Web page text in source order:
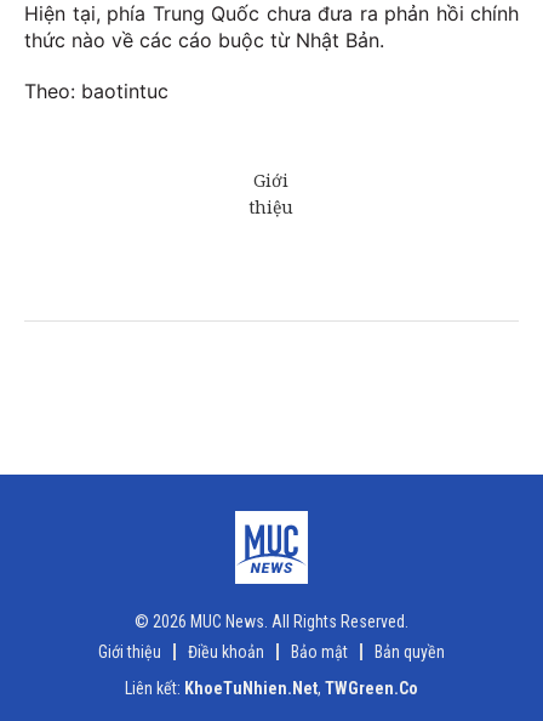
Hiện tại, phía Trung Quốc chưa đưa ra phản hồi chính
thức nào về các cáo buộc từ Nhật Bản.
Theo: baotintuc
© 2026 MUC News. All Rights Reserved.
Giới thiệu
Điều khoản Bảo mật
Bản quyền
Liên kết: KhoeTuNhien.Net, TWGreen.Co